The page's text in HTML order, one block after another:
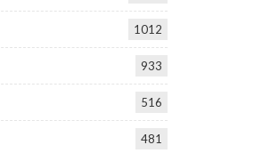
1012
933
516
481